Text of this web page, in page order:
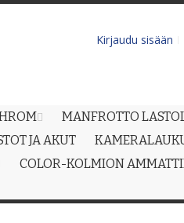
Kirjaudu sisään
MANFROTTO
JA AKUT
COLOR-KOLMION